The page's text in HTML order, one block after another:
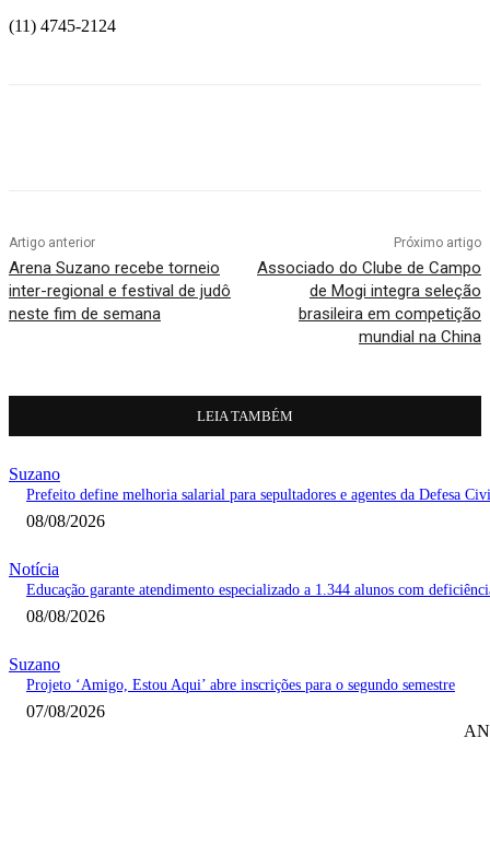
(11) 4745-2124
Artigo anterior
Arena Suzano recebe torneio
inter-regional e festival de judô
neste fim de semana
Próximo artigo
Associado do Clube de Campo
de Mogi integra seleção
brasileira em competição
mundial na China
LEIA TAMBÉM
Suzano
Prefeito define melhoria salarial para sepultadores e agentes da Defesa
08/08/2026
Notícia
Educação garante atendimento especializado a 1.344 alunos com
08/08/2026
Suzano
Projeto ‘Amigo, Estou Aqui’ abre inscrições para o segundo semestre
07/08/2026